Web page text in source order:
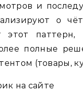
и
о
паттерн,
полные
(товары,
на сайте